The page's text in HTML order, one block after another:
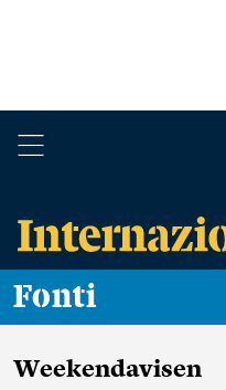
Fonti
Weekendavisen